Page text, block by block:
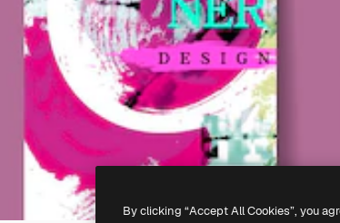
By clicking “Accept All Cookies”, you